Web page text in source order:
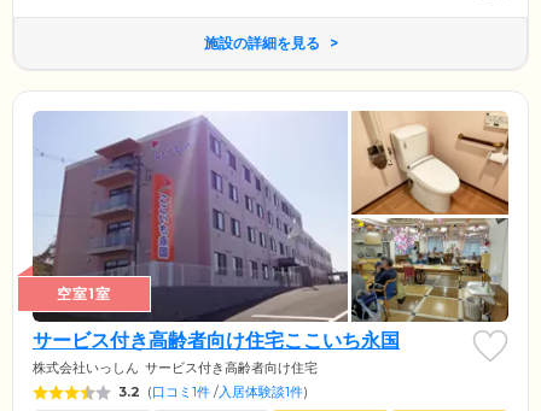
施設の詳細を見る
空室1室
サービス付き高齢者向け住宅ここいち永国
株式会社いっしん サービス付き高齢者向け住宅
3.2 (口コミ1件 /入居体験談1件)